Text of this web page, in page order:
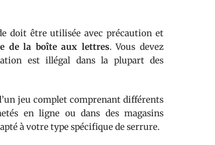
doit être utilisée avec précaution et
de la boîte aux lettres. Vous devez
est illégal dans la plupart des
jeu complet comprenant différents
en ligne ou dans des magasins
à votre type spécifique de serrure.